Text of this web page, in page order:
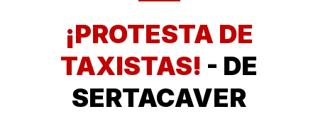
¡PROTESTA DE
TAXISTAS! - DE
SERTACAVER